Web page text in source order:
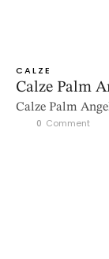
CALZE
Calze Palm
Calze Palm
0 Comment